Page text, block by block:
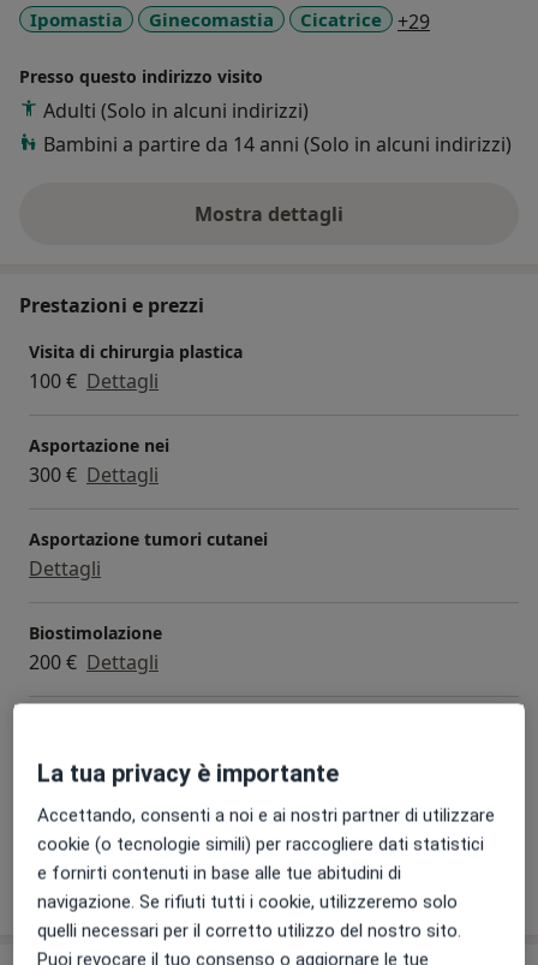
Ipomastia
Ginecomastia Cicatrice +29
Presso questo indirizzo visito
Adulti (Solo in alcuni indirizzi)
Bambini a partire da 14 anni (Solo in alcuni indirizzi)
Mostra dettagli
sull'esperienza
Prestazioni e prezzi
Visita di chirurgia plastica
100 € Dettagli
Asportazione nei
300 € Dettagli
Asportazione tumori cutanei
Dettagli
Biostimolazione
200 € Dettagli
50 € Dettagli
+ 5 prestazioni
Come funzionano i prezzi?
La tua privacy è importante
Accettando, consenti a noi e ai nostri partner di utilizzare
cookie (o tecnologie simili) per raccogliere dati statistici
e fornirti contenuti in base alle tue abitudini di
navigazione. Se rifiuti tutti i cookie, utilizzeremo solo
quelli necessari per il corretto utilizzo del nostro sito.
Puoi revocare il tuo consenso o aggiornare le tue